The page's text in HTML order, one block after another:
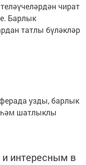
чират
Барлык
татлы бүләкләр
узды, барлык
һәм шатлыклы
интересным в